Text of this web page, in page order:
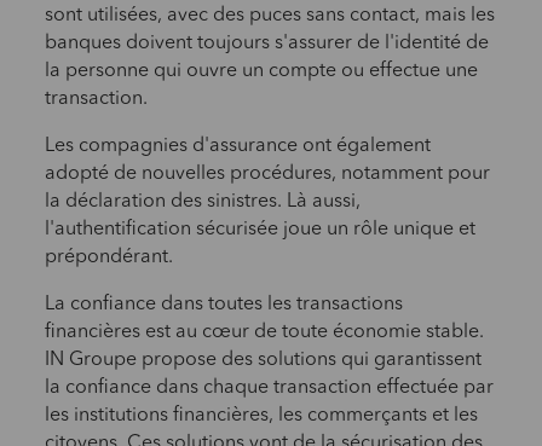
sont utilisées, avec des puces sans contact, mais les
banques doivent toujours s'assurer de l'identité de
la personne qui ouvre un compte ou effectue une
transaction.
Les compagnies d'assurance ont également
adopté de nouvelles procédures, notamment pour
la déclaration des sinistres. Là aussi,
l'authentification sécurisée joue un rôle unique et
prépondérant.
La confiance dans toutes les transactions
financières est au cœur de toute économie stable.
IN Groupe propose des solutions qui garantissent
la confiance dans chaque transaction effectuée par
les institutions financières, les commerçants et les